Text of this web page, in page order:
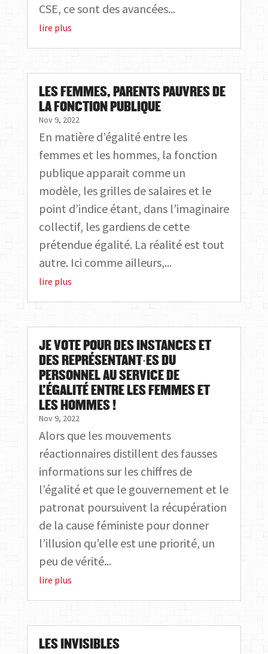
CSE, ce sont des avancées...
lire plus
LES FEMMES, PARENTS PAUVRES DE
LA FONCTION PUBLIQUE
Nov 9, 2022
En matière d’égalité entre les
femmes et les hommes, la fonction
publique apparait comme un
modèle, les grilles de salaires et le
point d’indice étant, dans l’imaginaire
collectif, les gardiens de cette
prétendue égalité. La réalité est tout
autre. Ici comme ailleurs,...
lire plus
JE VOTE POUR DES INSTANCES ET
DES REPRÉSENTANT∙ES DU
PERSONNEL AU SERVICE DE
L’ÉGALITÉ ENTRE LES FEMMES ET
LES HOMMES !
Nov 9, 2022
Alors que les mouvements
réactionnaires distillent des fausses
informations sur les chiffres de
l’égalité et que le gouvernement et le
patronat poursuivent la récupération
de la cause féministe pour donner
l’illusion qu’elle est une priorité, un
peu de vérité...
lire plus
LES INVISIBLES